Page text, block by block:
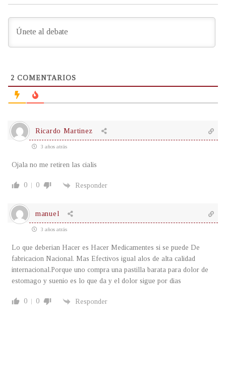
2 COMENTARIOS
Ricardo Martinez
3 años atrás
Ojala no me retiren las cialis
0 0 Responder
manuel
3 años atrás
Lo que deberian Hacer es Hacer Medicamentes si se puede De
fabricacion Nacional. Mas Efectivos igual alos de alta calidad
internacional.Porque uno compra una pastilla barata para dolor de
estomago y suenio es lo que da y el dolor sigue por dias
0 0 Responder